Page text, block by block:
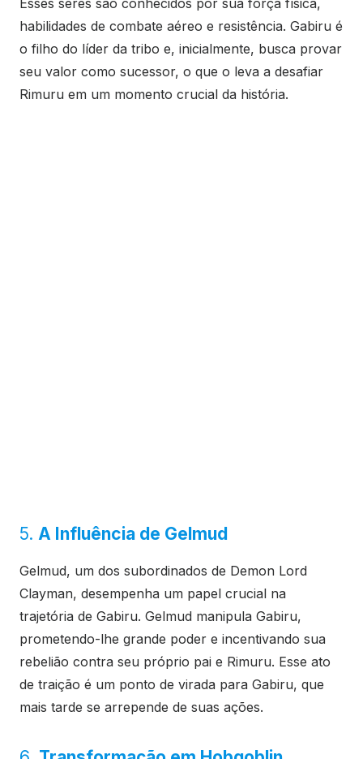
Esses seres são conhecidos por sua força física,
habilidades de combate aéreo e resistência. Gabiru é
o filho do líder da tribo e, inicialmente, busca provar
seu valor como sucessor, o que o leva a desafiar
Rimuru em um momento crucial da história.
5. A Influência de Gelmud
Gelmud, um dos subordinados de Demon Lord
Clayman, desempenha um papel crucial na
trajetória de Gabiru. Gelmud manipula Gabiru,
prometendo-lhe grande poder e incentivando sua
rebelião contra seu próprio pai e Rimuru. Esse ato
de traição é um ponto de virada para Gabiru, que
mais tarde se arrepende de suas ações.